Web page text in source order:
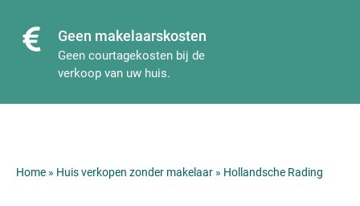
Geen makelaarskosten
Geen courtagekosten bij de
verkoop van uw huis.
Home » Huis verkopen zonder makelaar » Hollandsche Rading